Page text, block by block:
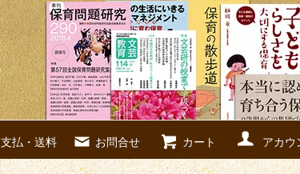
支払・送料 お問合せ カート アカウ